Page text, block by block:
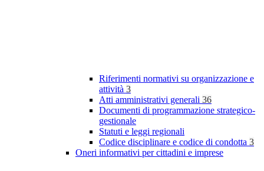
Riferimenti normativi su organizzazione e
attività 3
Atti amministrativi generali 36
Documenti di programmazione strategico-
gestionale
Statuti e leggi regionali
Codice disciplinare e codice di condotta 3
Oneri informativi per cittadini e imprese